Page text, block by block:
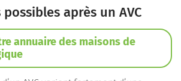
après un AVC
annuaire des maisons de